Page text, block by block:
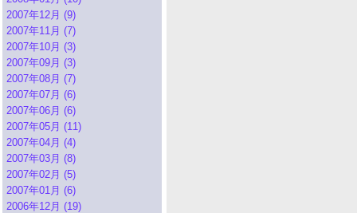
2007年12月 (9)
2007年11月 (7)
2007年10月 (3)
2007年09月 (3)
2007年08月 (7)
2007年07月 (6)
2007年06月 (6)
2007年05月 (11)
2007年04月 (4)
2007年03月 (8)
2007年02月 (5)
2007年01月 (6)
2006年12月 (19)